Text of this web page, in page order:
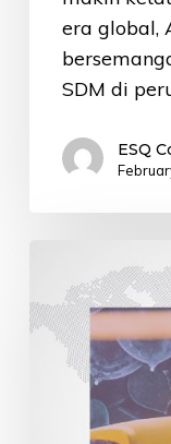
era global,
SDM di
ESQ
Keunggulan
Kursus
Bahasa
Inggris